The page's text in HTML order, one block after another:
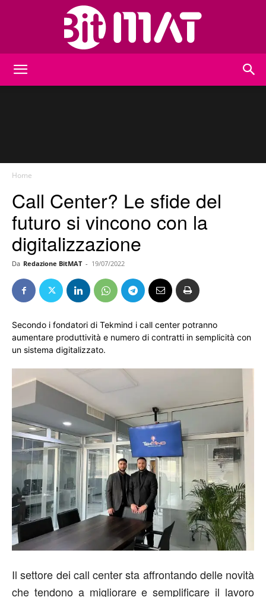
Home
Call Center? Le sfide del
futuro si vincono con la
digitalizzazione
Da Redazione BitMAT - 19/07/2022
Secondo i fondatori di Tekmind i call center potranno
aumentare produttività e numero di contratti in semplicità con
un sistema digitalizzato.
Il settore dei call center sta affrontando delle novità
che tendono a migliorare e semplificare il lavoro